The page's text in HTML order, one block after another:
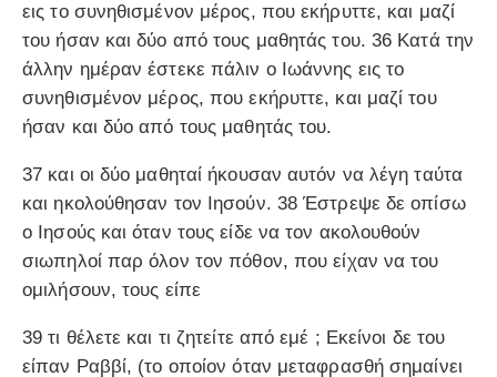
εις το συνηθισμένον μέρος, που εκήρυττε, και μαζί
του ήσαν και δύο από τους μαθητάς του. 36 Κατά την
άλλην ημέραν έστεκε πάλιν ο Ιωάννης εις το
συνηθισμένον μέρος, που εκήρυττε, και μαζί του
ήσαν και δύο από τους μαθητάς του.
37 και οι δύο μαθηταί ήκουσαν αυτόν να λέγη ταύτα
και ηκολούθησαν τον Ιησούν. 38 Έστρεψε δε οπίσω
ο Ιησούς και όταν τους είδε να τον ακολουθούν
σιωπηλοί παρ όλον τον πόθον, που είχαν να του
ομιλήσουν, τους είπε
39 τι θέλετε και τι ζητείτε από εμέ ; Εκείνοι δε του
είπαν Ραββί, (το οποίον όταν μεταφρασθή σημαίνει